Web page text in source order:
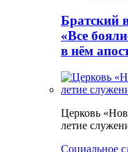
Братский
«Все
в нём
Церковь
летие
Социальное